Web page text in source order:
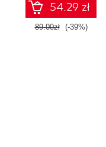
54.29 zł
89.00zł (-39%)